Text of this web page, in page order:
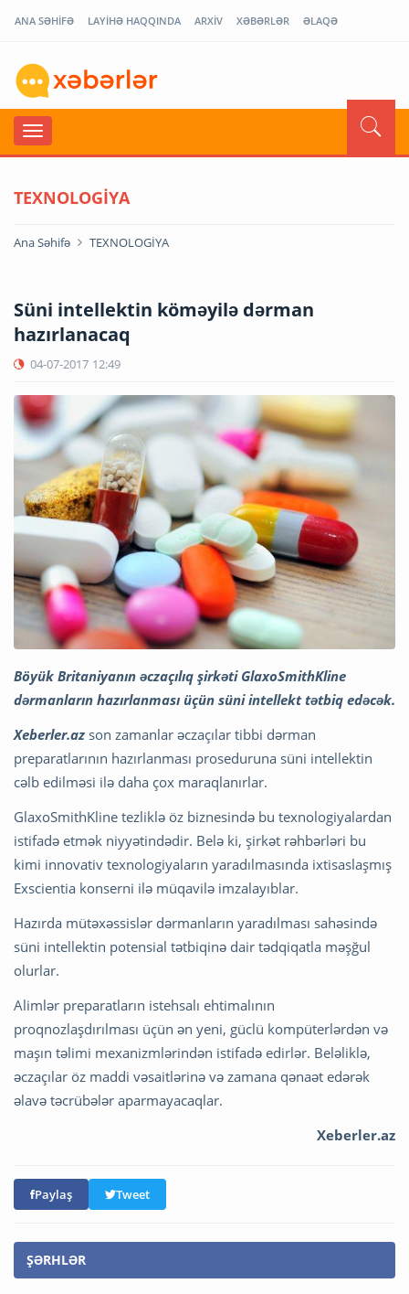
ANA SƏHİFƏ LAYİHƏ HAQQINDA ARXİV XƏBƏRLƏR ƏLAQƏ
TEXNOLOGİYA
Ana Səhifə TEXNOLOGİYA
Süni intellektin köməyilə dərman
hazırlanacaq
04-07-2017 12:49
Böyük Britaniyanın əczaçılıq şirkəti GlaxoSmithKline
dərmanların hazırlanması üçün süni intellekt tətbiq edəcək.
Xeberler.az son zamanlar əczaçılar tibbi dərman
preparatlarının hazırlanması proseduruna süni intellektin
cəlb edilməsi ilə daha çox maraqlanırlar.
GlaxoSmithKline tezliklə öz biznesində bu texnologiyalardan
istifadə etmək niyyətindədir. Belə ki, şirkət rəhbərləri bu
kimi innovativ texnologiyaların yaradılmasında ixtisaslaşmış
Exscientia konserni ilə müqavilə imzalayıblar.
Hazırda mütəxəssislər dərmanların yaradılması sahəsində
süni intellektin potensial tətbiqinə dair tədqiqatla məşğul
olurlar.
Alimlər preparatların istehsalı ehtimalının
proqnozlaşdırılması üçün ən yeni, güclü kompüterlərdən və
maşın təlimi mexanizmlərindən istifadə edirlər. Beləliklə,
əczaçılar öz maddi vəsaitlərinə və zamana qənaət edərək
əlavə təcrübələr aparmayacaqlar.
Xeberler.az
Paylaş Tweet
ŞƏRHLƏR